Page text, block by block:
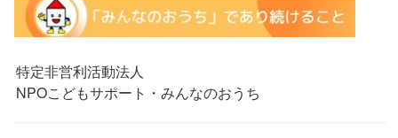
特定非営利活動法人
NPOこどもサポート・みんなのおうち